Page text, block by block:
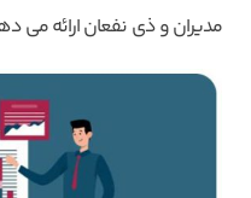
مدیران و ذی نفعان ارائه می